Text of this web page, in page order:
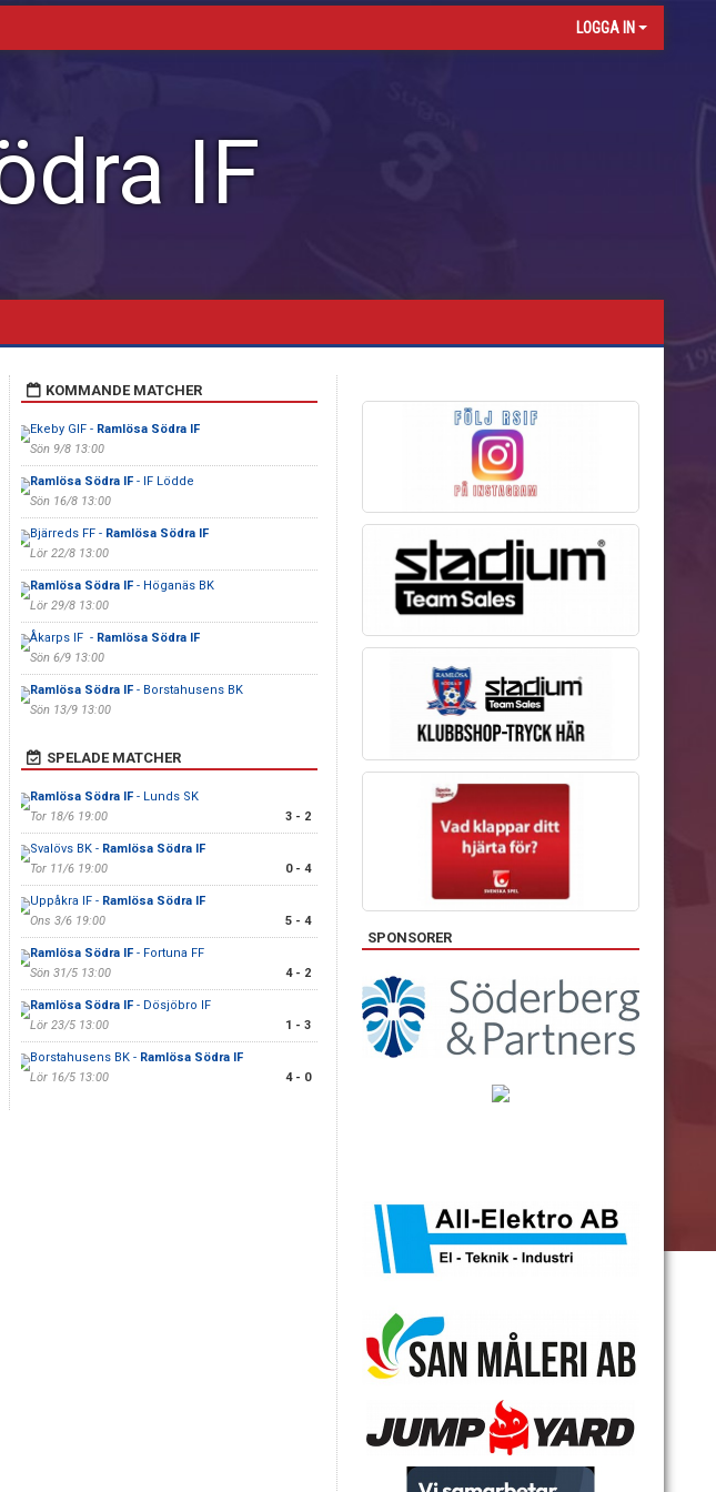
LOGGA IN
IF
KOMMANDE MATCHER
Ekeby GIF - Ramlösa Södra IF
Sön 9/8 13:00
Ramlösa Södra IF- IF Lödde
Sön 16/8 13:00
Bjärreds FF - Ramlösa Södra IF
Lör 22/8 13:00
Ramlösa Södra IF- Höganäs BK
Lör 29/8 13:00
Åkarps IF - Ramlösa Södra IF
Sön 6/9 13:00
Ramlösa Södra IF- Borstahusens BK
Sön 13/9 13:00
SPELADE MATCHER
Ramlösa Södra IF- Lunds SK
Tor 18/6 19:00
3 - 2
Svalövs BK - Ramlösa Södra IF
Tor 11/6 19:00
0 - 4
Uppåkra IF - Ramlösa Södra IF
Ons 3/6 19:00
5 - 4
Ramlösa Södra IF- Fortuna FF
Sön 31/5 13:00
4 - 2
Ramlösa Södra IF- Dösjöbro IF
Lör 23/5 13:00
1 - 3
Borstahusens BK - Ramlösa Södra IF
Lör 16/5 13:00
4 - 0
SPONSORER